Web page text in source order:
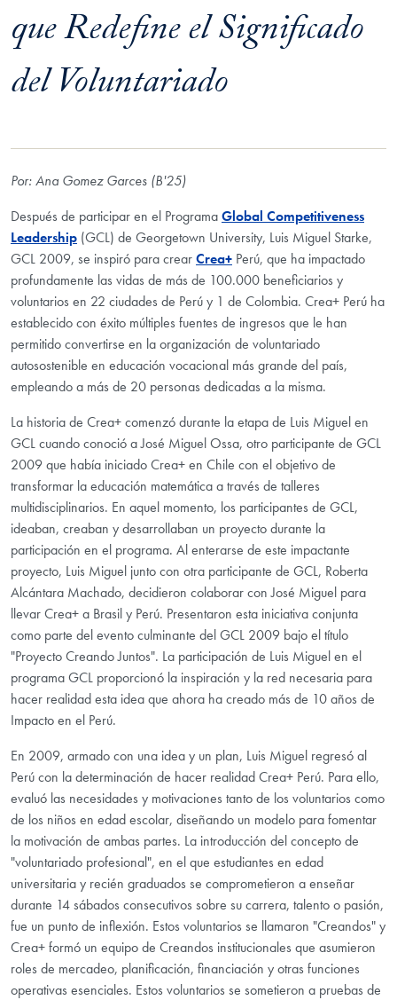
que Redefine el Significado
del Voluntariado
Por: Ana Gomez Garces (B'25)
Después de participar en el ProgramaGlobal Competitiveness
Leadership (GCL) de Georgetown University, Luis Miguel Starke,
GCL 2009, se inspiró para crearCrea+ Perú, que ha impactado
profundamente las vidas de más de 100.000 beneficiarios y
voluntarios en 22 ciudades de Perú y 1 de Colombia. Crea+ Perú ha
establecido con éxito múltiples fuentes de ingresos que le han
permitido convertirse en la organización de voluntariado
autosostenible en educación vocacional más grande del país,
empleando a más de 20 personas dedicadas a la misma.
La historia de Crea+ comenzó durante la etapa de Luis Miguel en
GCL cuando conoció a José Miguel Ossa, otro participante de GCL
2009 que había iniciado Crea+ en Chile con el objetivo de
transformar la educación matemática a través de talleres
multidisciplinarios. En aquel momento, los participantes de GCL,
ideaban, creaban y desarrollaban un proyecto durante la
participación en el programa. Al enterarse de este impactante
proyecto, Luis Miguel junto con otra participante de GCL, Roberta
Alcántara Machado, decidieron colaborar con José Miguel para
llevar Crea+ a Brasil y Perú. Presentaron esta iniciativa conjunta
como parte del evento culminante del GCL 2009 bajo el título
"Proyecto Creando Juntos". La participación de Luis Miguel en el
programa GCL proporcionó la inspiración y la red necesaria para
hacer realidad esta idea que ahora ha creado más de 10 años de
Impacto en el Perú.
En 2009, armado con una idea y un plan, Luis Miguel regresó al
Perú con la determinación de hacer realidad Crea+ Perú. Para ello,
evaluó las necesidades y motivaciones tanto de los voluntarios como
de los niños en edad escolar, diseñando un modelo para fomentar
la motivación de ambas partes. La introducción del concepto de
"voluntariado profesional", en el que estudiantes en edad
universitaria y recién graduados se comprometieron a enseñar
durante 14 sábados consecutivos sobre su carrera, talento o pasión,
fue un punto de inflexión. Estos voluntarios se llamaron "Creandos" y
Crea+ formó un equipo de Creandos institucionales que asumieron
roles de mercadeo, planificación, financiación y otras funciones
operativas esenciales. Estos voluntarios se sometieron a pruebas de